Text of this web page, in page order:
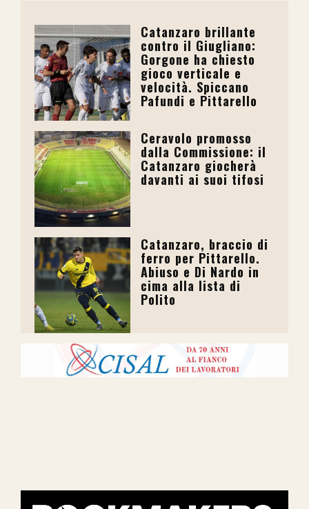
Catanzaro brillante
contro il Giugliano:
Gorgone ha chiesto
gioco verticale e
velocità. Spiccano
Pafundi e Pittarello
Ceravolo promosso
dalla Commissione: il
Catanzaro giocherà
davanti ai suoi tifosi
Catanzaro, braccio di
ferro per Pittarello.
Abiuso e Di Nardo in
cima alla lista di
Polito